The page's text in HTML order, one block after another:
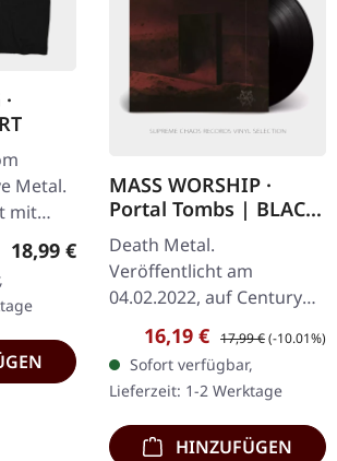
Metal.
mit
Fruit
Regulärer Preis:
18,99 €
MASS WORSHIP ·
Portal Tombs | BLACK
LP
Death Metal.
Veröffentlicht am
04.02.2022, auf Century
Media Records.
Schwarzes Vinyl im
Gatefold-Cover. 1 Specular
Void 2 Portal Tombs 3
Revel in…
Verkaufspreis:
16,19 € Regulärer Preis:
17,99 €(-10.01%)
Sofort verfügbar,
Lieferzeit: 1-2 Werktage
HINZUFÜGEN